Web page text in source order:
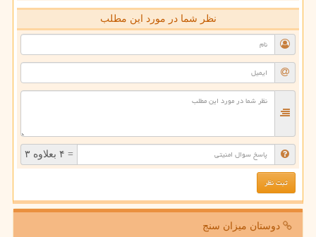
نظر شما در مورد این مطلب
= ۴ بعلاوه ۳
دوستان میزان سنج